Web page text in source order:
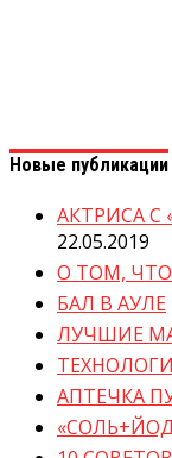
Новые публикации
АКТРИСА
22.05.2019
О ТОМ,
БАЛ В АУЛЕ
ЛУЧШИЕ
АПТЕЧКА